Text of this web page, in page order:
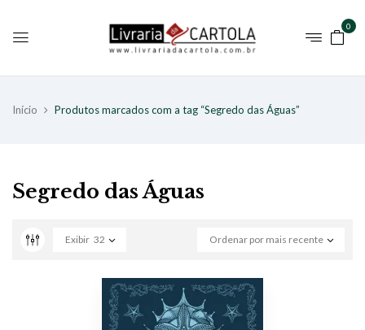
0
Início Produtos marcados com a tag “Segredo das Águas”
Segredo das Águas
Ordenar por mais recente
Exibir 32